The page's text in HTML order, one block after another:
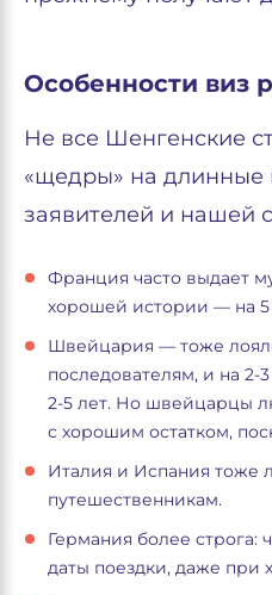
Особенности виз
Не все Шенгенские
«щедры» на длинные
заявителей и нашей
Франция часто выдает
хорошей истории — на 5
Швейцария — тоже
последователям, и на 2-
2-5 лет. Но швейцарцы
с хорошим остатком,
Италия и Испания тоже
путешественникам.
Германия более строга:
даты поездки, даже при